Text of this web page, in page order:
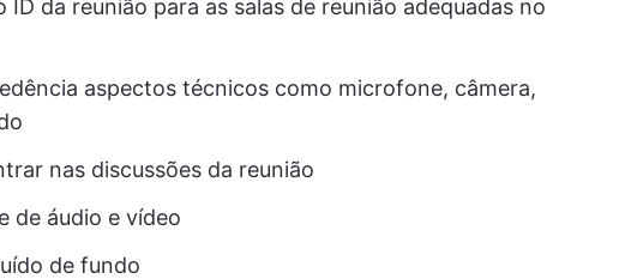
da reunião para as salas de reunião adequadas no
aspectos técnicos como microfone, câmera,
nas discussões da reunião
de áudio e vídeo
de fundo